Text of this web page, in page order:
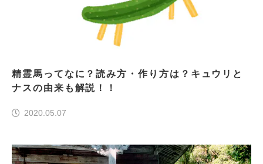
精霊馬ってなに？読み方・作り方は？キュウリと
ナスの由来も解説！！
2020.05.07